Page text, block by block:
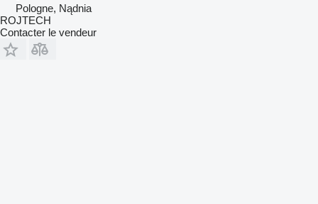
Pologne, Nądnia
ROJTECH
Contacter le vendeur